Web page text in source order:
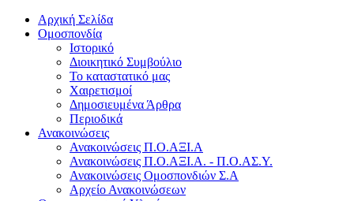
Αρχική Σελίδα
Ομοσπονδία
Ιστορικό
Διοικητικό Συμβούλιο
Το καταστατικό μας
Χαιρετισμοί
Δημοσιευμένα Άρθρα
Περιοδικά
Ανακοινώσεις
Ανακοινώσεις Π.Ο.ΑΞΙ.Α
Ανακοινώσεις Π.Ο.ΑΞΙ.Α. - Π.Ο.ΑΣ.Υ.
Ανακοινώσεις Ομοσπονδιών Σ.Α
Αρχείο Ανακοινώσεων